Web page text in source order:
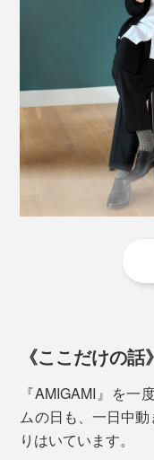
和紙糸の断面を見ると、こ
ンターで撮影した顕微鏡写真
「美濃和紙」の糸
裏の汗をいっぱい
ら、ムレも、ベタ
夜、仕事から帰宅
「あれ、いつもよ
「靴下のジメジメ
写真は、上からブラック×ホ
『AMIGAMI』は、
東洋繊維が靴下編
リブ編みに浮き編
ボーンの柄をつく
《ここだけの
『AMIGAMI』を
ムの日も、一日中
りはいています。